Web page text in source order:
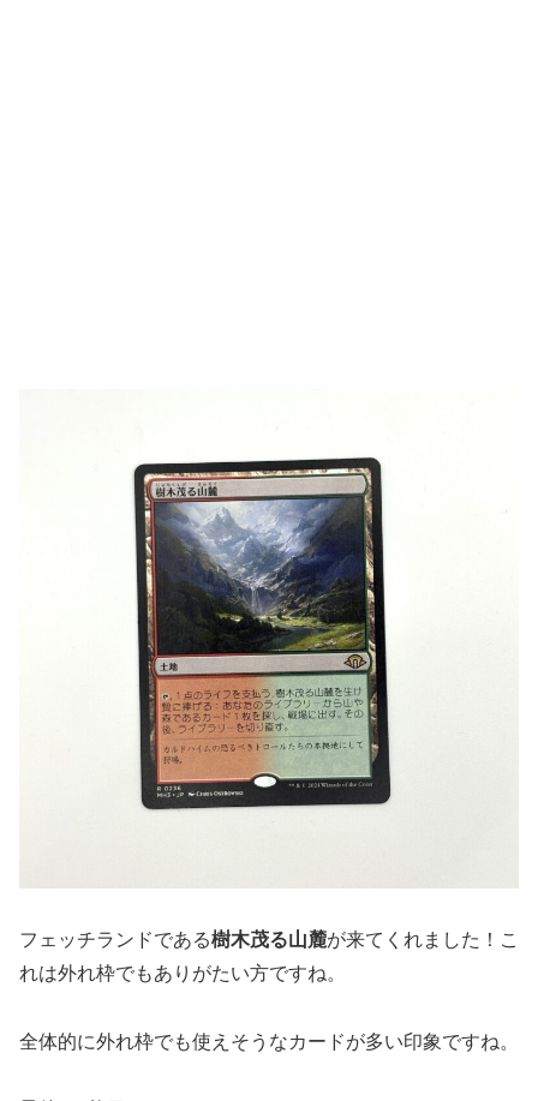
フェッチランドである樹木茂る山麓が来てくれました！こ
れは外れ枠でもありがたい方ですね。
全体的に外れ枠でも使えそうなカードが多い印象ですね。